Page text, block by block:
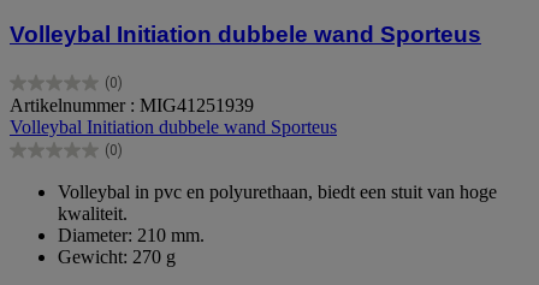
Volleybal Initiation dubbele wand Sporteus
(0)
0.0
van
de
5
Artikelnummer : MIG41251939
Volleybal Initiation dubbele wand Sporteus
(0)
0.0
sterren.
Volleybal in pvc en polyurethaan, biedt een stuit van hoge
kwaliteit.
Diameter: 210 mm.
Gewicht: 270 g